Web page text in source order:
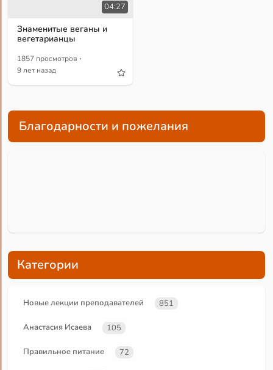
04:27
Знаменитые веганы и
вегетарианцы
1857 просмотров ·
9 лет назад
Благодарности и пожелания
Категории
Новые лекции преподавателей 851
Анастасия Исаева 105
Правильное питание 72